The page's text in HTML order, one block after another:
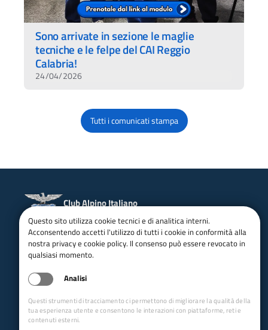
Sono arrivate in sezione le maglie
tecniche e le felpe del CAI Reggio
Calabria!
24/04/2026
Tutti i comunicati stampa
Club Alpino Italiano
Whatsapp
Facebook
Instagram
email:info@caireggio.it
pec:reggiocalabria@pec.cai.it
CF: 92006240805
Via Sbarre Superiori 61/c
Reggio Calabria - 89132 (RC)
Questo sito utilizza cookie tecnici e di analitica interni.
Acconsentendo accetti l'utilizzo di tutti i cookie in conformità alla
nostra privacy e cookie policy. Il consenso può essere revocato in
qualsiasi momento.
Analisi
Questi strumenti di tracciamento ci permettono di migliorare la qualità della
tua esperienza utente e consentono le interazioni con piattaforme, reti e
contenuti esterni.